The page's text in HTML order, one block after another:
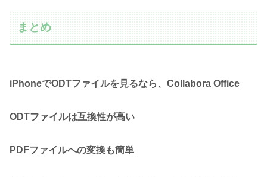
まとめ
iPhoneでODTファイルを見るなら、Collabora Office
ODTファイルは互換性が高い
PDFファイルへの変換も簡単